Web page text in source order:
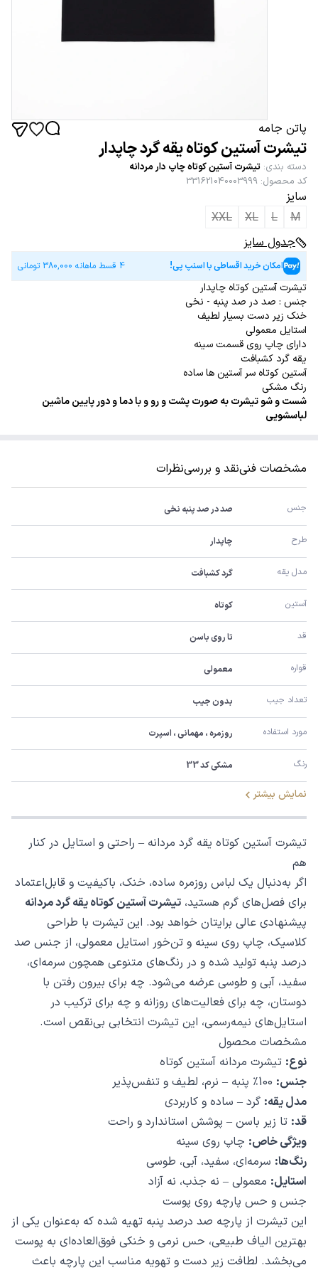
پاتن جامه
تیشرت آستین کوتاه یقه گرد چاپدار
دسته بندی: تیشرت آستین کوتاه چاپ دار مردانه
کد محصول:
331621040003999
سایز
M
L
XL
XXL
جدول سایز
امکان خرید اقساطی با اسنپ پی! 4 قسط ماهانه 380,000 تومانی
تیشرت آستین کوتاه چاپدار
جنس : صد در صد پنبه - نخی
خنک زیر دست بسیار لطیف
استایل معمولی
دارای چاپ روی قسمت سینه
یقه گرد کشبافت
آستین کوتاه سر آستین ها ساده
رنگ مشکی
شست و شو تیشرت به صورت پشت و رو و با دما و دور پایین ماشین
لباسشویی
مشخصات فنینقد و بررسینظرات
جنس صد در صد پنبه نخی
طرح چاپدار
مدل یقه گرد کشبافت
آستین کوتاه
قد تا روی باسن
قواره معمولی
تعداد جیب بدون جیب
مورد استفاده روزمره ، مهمانی ، اسپرت
رنگ مشکی کد 33
نمایش بیشتر
تیشرت آستین کوتاه یقه گرد مردانه – راحتی و استایل در کنار
هم
اگر به‌دنبال یک لباس روزمره ساده، خنک، باکیفیت و قابل‌اعتماد
برای فصل‌های گرم هستید، تیشرت آستین کوتاه یقه گرد مردانه
پیشنهادی عالی برایتان خواهد بود. این تیشرت با طراحی
کلاسیک، چاپ روی سینه و تن‌خور استایل معمولی، از جنس صد
درصد پنبه تولید شده و در رنگ‌های متنوعی همچون سرمه‌ای،
سفید، آبی و طوسی عرضه می‌شود. چه برای بیرون رفتن با
دوستان، چه برای فعالیت‌های روزانه و چه برای ترکیب در
استایل‌های نیمه‌رسمی، این تیشرت انتخابی بی‌نقص است.
مشخصات محصول
نوع: تیشرت مردانه آستین کوتاه
جنس:
مدل یقه: گرد – ساده و کاربردی
قد: تا زیر باسن – پوشش استاندارد و راحت
ویژگی خاص: چاپ روی سینه
رنگ‌ها: سرمه‌ای، سفید، آبی، طوسی
استایل: معمولی – نه جذب، نه آزاد
جنس و حس پارچه روی پوست
این تیشرت از پارچه صد درصد پنبه تهیه شده که به‌عنوان یکی از
بهترین الیاف طبیعی، حس نرمی و خنکی فوق‌العاده‌ای به پوست
می‌بخشد. لطافت زیر دست و تهویه مناسب این پارچه باعث